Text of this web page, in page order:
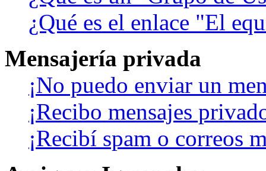
¿Qué es el enlace "El
Mensajería privada
¡No puedo enviar un
¡Recibo mensajes
¡Recibí spam o correos